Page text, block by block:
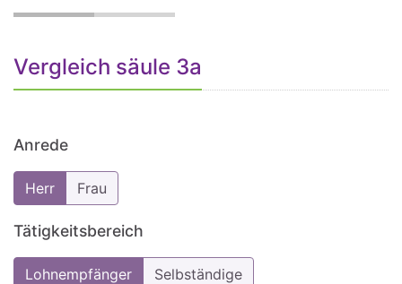
Vergleich säule 3a
Anrede
Herr Frau
Tätigkeitsbereich
Lohnempfänger Selbständige